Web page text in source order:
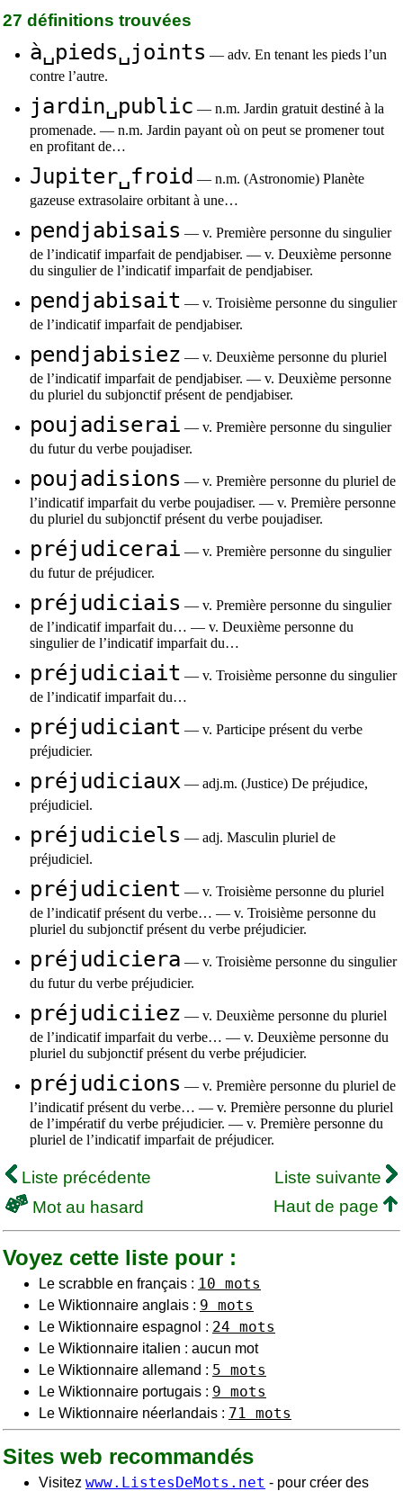
27 définitions trouvées
à␣pieds␣joints — adv. En tenant les pieds l’un
contre l’autre.
jardin␣public — n.m. Jardin gratuit destiné à la
promenade. — n.m. Jardin payant où on peut se promener tout
en profitant de…
Jupiter␣froid — n.m. (Astronomie) Planète
gazeuse extrasolaire orbitant à une…
pendjabisais — v. Première personne du singulier
de l’indicatif imparfait de pendjabiser. — v. Deuxième personne
du singulier de l’indicatif imparfait de pendjabiser.
pendjabisait — v. Troisième personne du singulier
de l’indicatif imparfait de pendjabiser.
pendjabisiez — v. Deuxième personne du pluriel
de l’indicatif imparfait de pendjabiser. — v. Deuxième personne
du pluriel du subjonctif présent de pendjabiser.
poujadiserai — v. Première personne du singulier
du futur du verbe poujadiser.
poujadisions — v. Première personne du pluriel de
l’indicatif imparfait du verbe poujadiser. — v. Première personne
du pluriel du subjonctif présent du verbe poujadiser.
préjudicerai — v. Première personne du singulier
du futur de préjudicer.
préjudiciais — v. Première personne du singulier
de l’indicatif imparfait du… — v. Deuxième personne du
singulier de l’indicatif imparfait du…
préjudiciait — v. Troisième personne du singulier
de l’indicatif imparfait du…
préjudiciant — v. Participe présent du verbe
préjudicier.
préjudiciaux — adj.m. (Justice) De préjudice,
préjudiciel.
préjudiciels — adj. Masculin pluriel de
préjudiciel.
préjudicient — v. Troisième personne du pluriel
de l’indicatif présent du verbe… — v. Troisième personne du
pluriel du subjonctif présent du verbe préjudicier.
préjudiciera — v. Troisième personne du singulier
du futur du verbe préjudicier.
préjudiciiez — v. Deuxième personne du pluriel
de l’indicatif imparfait du verbe… — v. Deuxième personne du
pluriel du subjonctif présent du verbe préjudicier.
préjudicions — v. Première personne du pluriel de
l’indicatif présent du verbe… — v. Première personne du pluriel
de l’impératif du verbe préjudicier. — v. Première personne du
pluriel de l’indicatif imparfait de préjudicer.
Liste précédente
Liste suivante
Mot au hasard
Haut de page
Voyez cette liste pour :
Le scrabble en français : 10 mots
Le Wiktionnaire anglais : 9 mots
Le Wiktionnaire espagnol : 24 mots
Le Wiktionnaire italien : aucun mot
Le Wiktionnaire allemand : 5 mots
Le Wiktionnaire portugais : 9 mots
Le Wiktionnaire néerlandais : 71 mots
Sites web recommandés
Visitez www.ListesDeMots.net - pour créer des